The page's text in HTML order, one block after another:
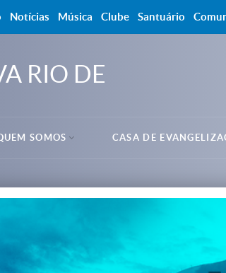
RIO DE
SOMOS CASA DE
Notícias Música Clube Santuário